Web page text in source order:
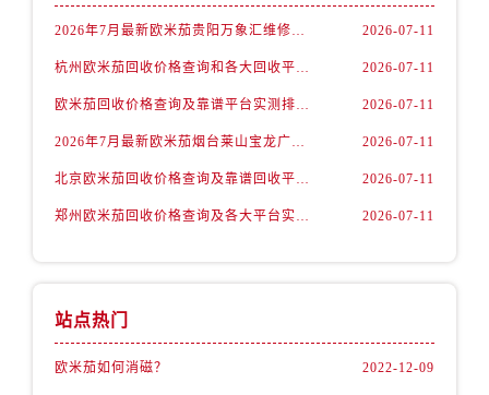
山西省太原市迎泽区迎泽街道解放路15号亨得利名表维修授权店3楼欧米茄售后服务中心（需提前预约）
天津市和平区赤峰道136号天津国际金融中心26层2603室欧米茄售后服务中心（需提前预约）
安徽省淮北市相山区淮海路欧米茄售后服务中心（需提前预约）
2026年7月最新欧米茄贵阳万象汇维修保养服务电话 2026-07-11
杭州欧米茄回收价格查询和各大回收平台实测排行（2026年7月最新数据） 2026-07-11
欧米茄回收价格查询及靠谱平台实测排行(2026年7月最新) 2026-07-11
2026年7月最新欧米茄烟台莱山宝龙广场维修保养服务电话 2026-07-11
北京欧米茄回收价格查询及靠谱回收平台实测排行（2026年7月最新数据） 2026-07-11
郑州欧米茄回收价格查询及各大平台实测排行(2026年7月最新数据) 2026-07-11
站点热门
欧米茄如何消磁？ 2022-12-09